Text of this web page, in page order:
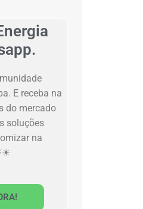
E receba na
do mercado
soluções
na